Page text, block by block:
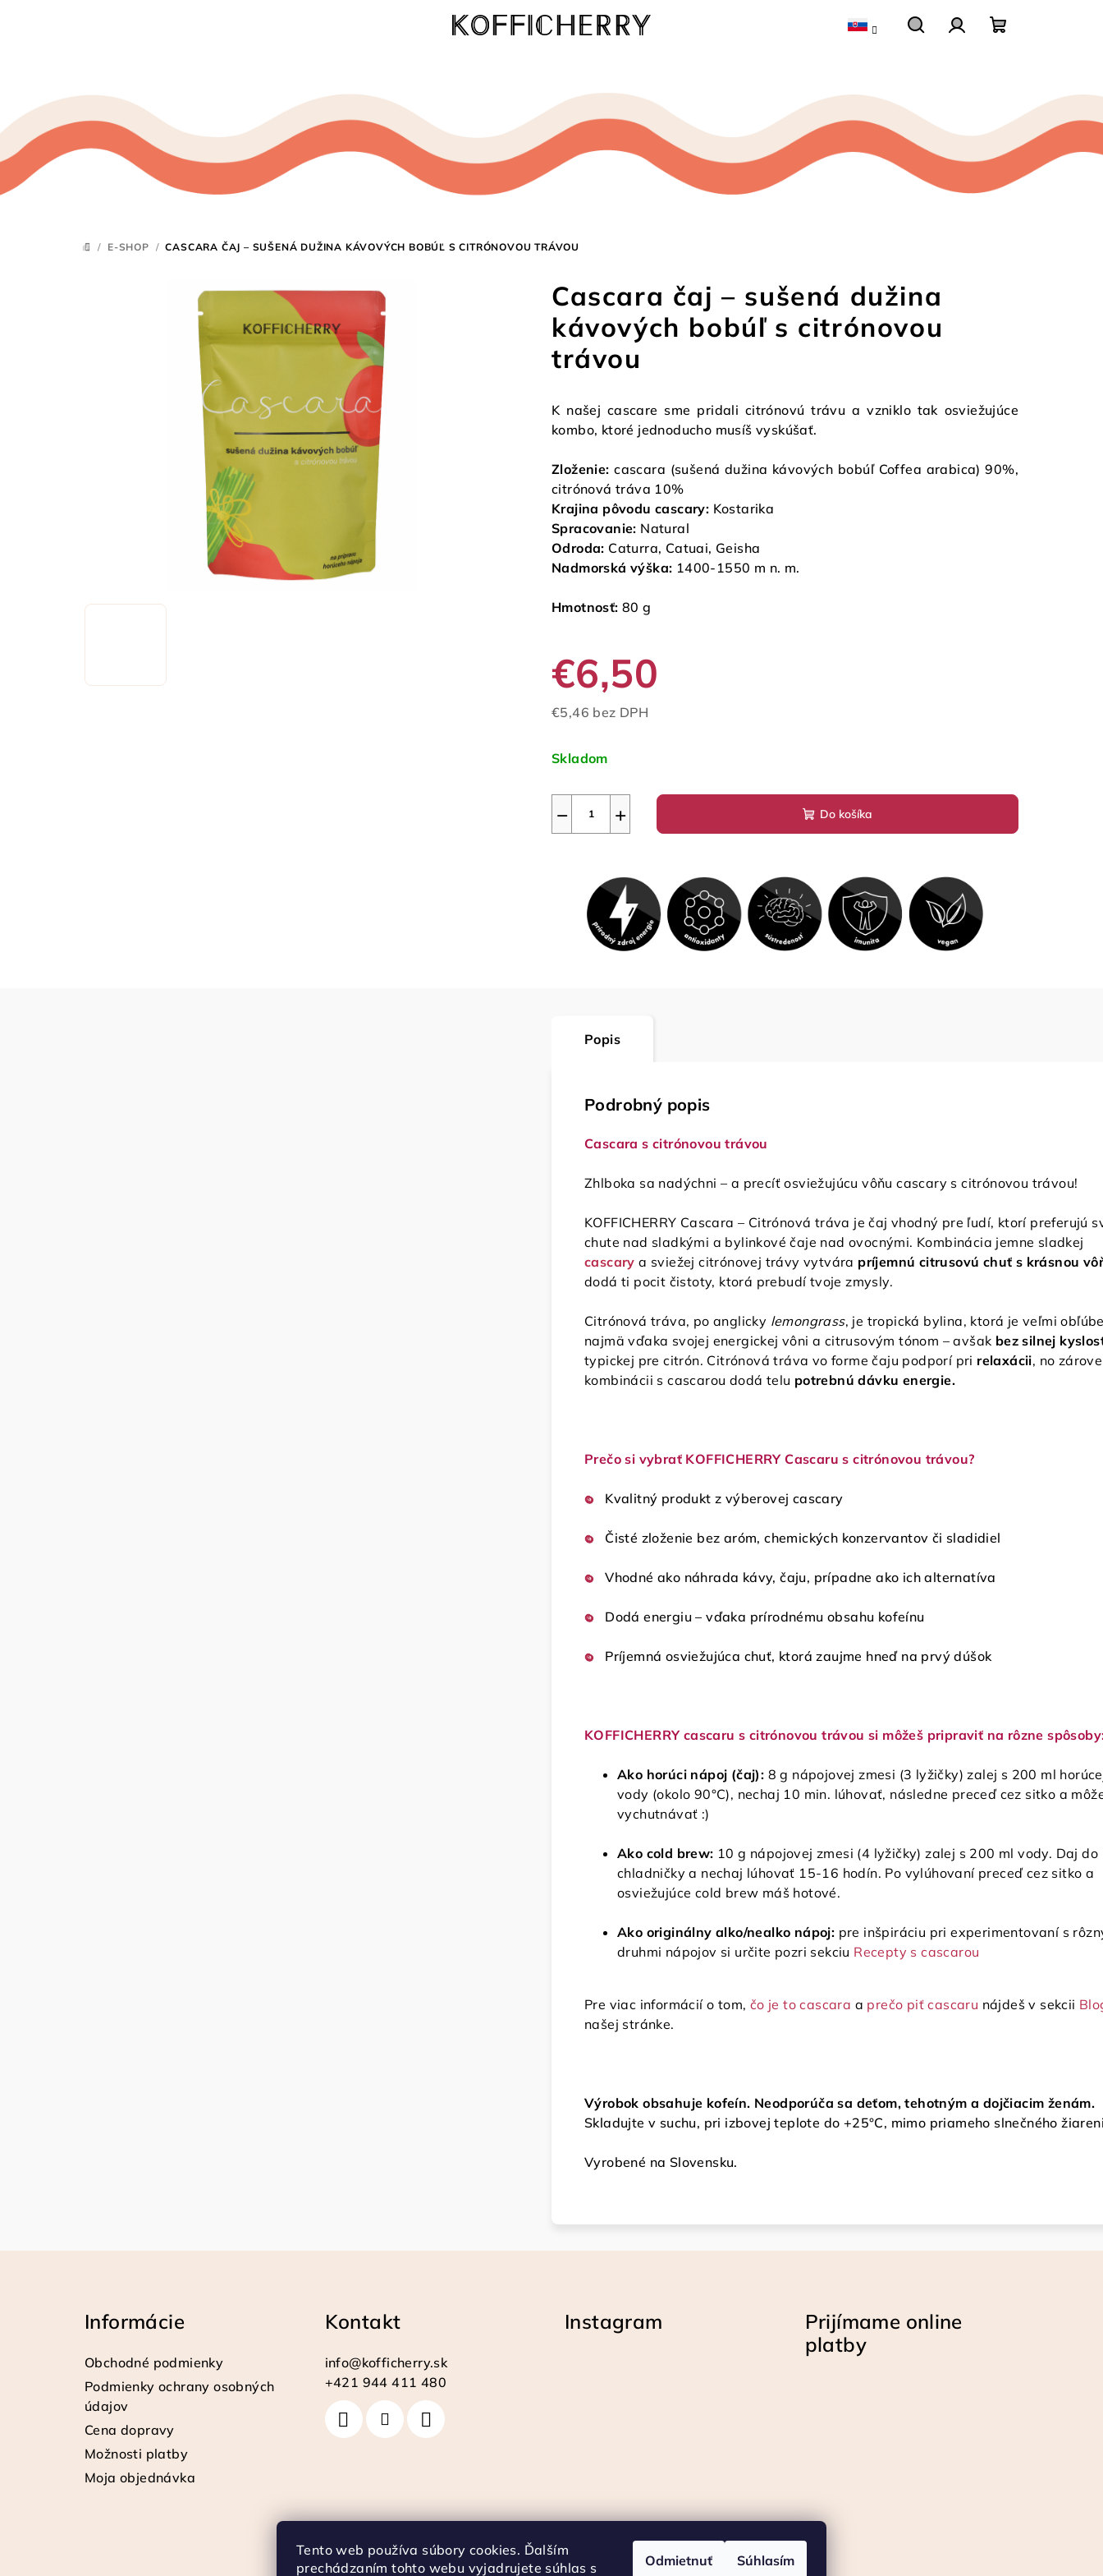
Tento web používa súbory cookies. Ďalším
prechádzaním tohto webu vyjadrujete súhlas s
Odmietnuť Súhlasím
DOMOV
/ E-SHOP / CASCARA ČAJ – SUŠENÁ DUŽINA KÁVOVÝCH BOBÚĽ S CITRÓNOVOU TRÁVOU
Cascara čaj – sušená dužina
kávových bobúľ s citrónovou
trávou
K našej cascare sme pridali citrónovú trávu a vzniklo tak osviežujúce
kombo, ktoré jednoducho musíš vyskúšať.
Zloženie: cascara (sušená dužina kávových bobúľ Coffea arabica) 90%,
citrónová tráva 10%
Krajina pôvodu cascary: Kostarika
Spracovanie: Natural
Odroda: Caturra, Catuai, Geisha
Nadmorská výška: 1400-1550 m n. m.
Hmotnosť: 80 g
€6,50
€5,46 bez DPH
cena:
Skladom
+
− Do košíka
Popis
Podrobný popis
Cascara s citrónovou trávou
Zhlboka sa nadýchni – a precíť osviežujúcu vôňu cascary s citrónovou trávou!
KOFFICHERRY Cascara – Citrónová tráva je čaj vhodný pre ľudí, ktorí preferujú
chute nad sladkými a bylinkové čaje nad ovocnými. Kombinácia jemne sladkej
cascary a sviežej citrónovej trávy vytvára príjemnú citrusovú chuť s krásnou
dodá ti pocit čistoty, ktorá prebudí tvoje zmysly.
Citrónová tráva, po anglicky lemongrass, je tropická bylina, ktorá je veľmi
najmä vďaka svojej energickej vôni a citrusovým tónom – avšak bez silnej
typickej pre citrón. Citrónová tráva vo forme čaju podporí pri relaxácii, no
kombinácii s cascarou dodá telu potrebnú dávku energie.
Prečo si vybrať KOFFICHERRY Cascaru s citrónovou trávou?
Kvalitný produkt z výberovej cascary
Čisté zloženie bez aróm, chemických konzervantov či sladidiel
Vhodné ako náhrada kávy, čaju, prípadne ako ich alternatíva
Dodá energiu – vďaka prírodnému obsahu kofeínu
Príjemná osviežujúca chuť, ktorá zaujme hneď na prvý dúšok
KOFFICHERRY cascaru s citrónovou trávou si môžeš pripraviť na rôzne
Ako horúci nápoj (čaj): 8 g nápojovej zmesi (3 lyžičky) zalej s 200 ml
vody (okolo 90°C), nechaj 10 min. lúhovať, následne preceď cez sitko a
vychutnávať :)
Ako cold brew: 10 g nápojovej zmesi (4 lyžičky) zalej s 200 ml vody. Daj do
chladničky a nechaj lúhovať 15-16 hodín. Po vylúhovaní preceď cez sitko a
osviežujúce cold brew máš hotové.
Ako originálny alko/nealko nápoj: pre inšpiráciu pri experimentovaní s
druhmi nápojov si určite pozri sekciu Recepty s cascarou
Pre viac informácií o tom, čo je to cascara a prečo piť cascaru nájdeš v sekcii
našej stránke.
Výrobok obsahuje kofeín. Neodporúča sa deťom, tehotným a dojčiacim ženám.
Skladujte v suchu, pri izbovej teplote do +25°C, mimo priameho slnečného
Vyrobené na Slovensku.
Informácie
Obchodné podmienky
Podmienky ochrany osobných
údajov
Cena dopravy
Možnosti platby
Moja objednávka
Kontakt
info@kofficherry.sk
+421 944 411 480
Instagram
Prijímame online
platby